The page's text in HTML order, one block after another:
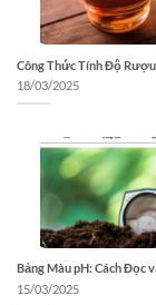
Công Thức Tính Độ
18/03/2025
Bảng Màu pH: Cách Đọc
15/03/2025